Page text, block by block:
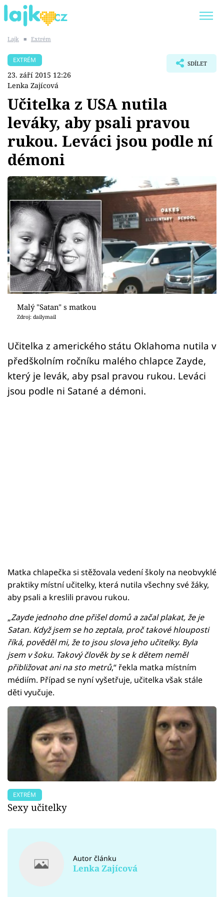
SHOPAHOLICADEL
Témata
Showbyznys
Youtubeři
Virály
Sex a vztahy
Videa
Sledujte prima+
Přihlášení
Sledujte nás
Lajk ■ Extrém
EXTRÉM
23. září 2015 12:26
Lenka Zajícová
SDÍLET
Učitelka z USA nutila
leváky, aby psali pravou
rukou. Leváci jsou podle ní
démoni
Malý "Satan" s matkou
Zdroj: dailymail
Učitelka z amerického státu Oklahoma nutila v
předškolním ročníku malého chlapce Zayde,
který je levák, aby psal pravou rukou. Leváci
jsou podle ni Satané a démoni.
Matka chlapečka si stěžovala vedení školy na neobvyklé
praktiky místní učitelky, která nutila všechny své žáky,
aby psali a kreslili pravou rukou.
„Zayde jednoho dne přišel domů a začal plakat, že je
Satan. Když jsem se ho zeptala, proč takové hlouposti
říká, pověděl mi, že to jsou slova jeho učitelky. Byla
jsem v šoku. Takový člověk by se k dětem neměl
přibližovat ani na sto metrů,“ řekla matka místním
médiím. Případ se nyní vyšetřuje, učitelka však stále
děti vyučuje.
EXTRÉM
Sexy učitelky
Autor článku
Lenka Zajícová